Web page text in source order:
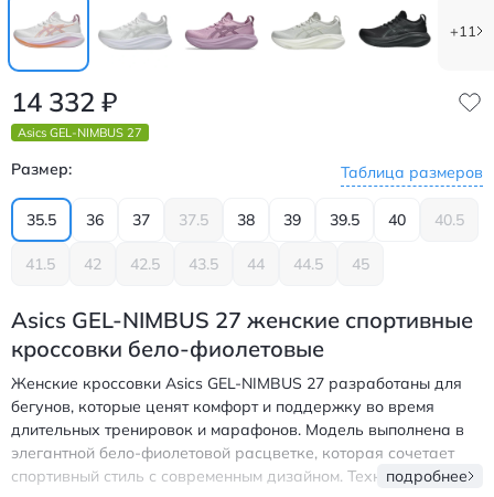
+11
14 332 ₽
Asics GEL-NIMBUS 27
Размер: Таблица размеров
35.5 36 37 37.5 38 39 39.5 40 40.5
41.5 42 42.5 43.5 44 44.5 45
Asics GEL-NIMBUS 27 женские спортивные
кроссовки бело-фиолетовые
Женские кроссовки Asics GEL-NIMBUS 27 разработаны для
бегунов, которые ценят комфорт и поддержку во время
длительных тренировок и марафонов. Модель выполнена в
элегантной бело-фиолетовой расцветке, которая сочетает
спортивный стиль с современным дизайном. Технология GEL
подробнее